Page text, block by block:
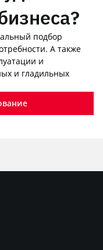
подбор
А также
и
и гладильных